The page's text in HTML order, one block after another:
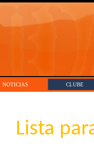
NOTICIAS CLUBE
Lista